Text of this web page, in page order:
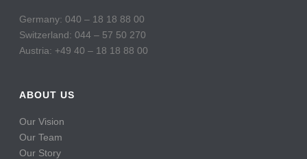
Germany: 040 – 18 18 88 00
Switzerland: 044 – 57 50 270
Austria: +49 40 – 18 18 88 00
ABOUT US
Our Vision
Our Team
Our Story